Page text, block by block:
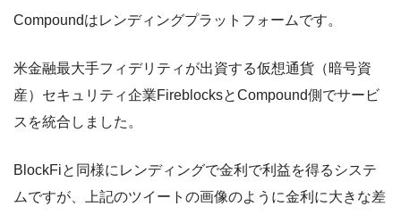
Compoundはレンディングプラットフォームです。
米金融最大手フィデリティが出資する仮想通貨（暗号資
産）セキュリティ企業FireblocksとCompound側でサービ
スを統合しました。
BlockFiと同様にレンディングで金利で利益を得るシステ
ムですが、上記のツイートの画像のように金利に大きな差